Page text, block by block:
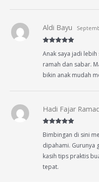
of 5
Aldi Bayu
Anak saya jadi
ramah dan sabar.
bikin anak mudah
of 5
Hadi Fajar
Bimbingan di sini
dipahami. Gurunya
kasih tips praktis
tepat.